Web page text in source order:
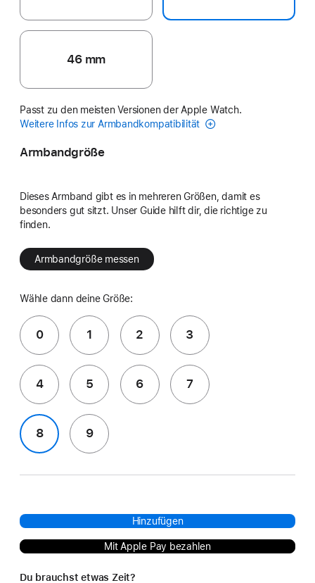
46 mm
Passt zu den meisten Versionen der Apple Watch.
Weitere Infos zur Armbandkompatibilität
Armbandgröße
Dieses Armband gibt es in mehreren Größen, damit es
besonders gut sitzt. Unser Guide hilft dir, die richtige zu
finden.
Armbandgröße messen
Wähle dann deine Größe:
0 1 2 3
4 5 6 7
8 9
Hinzufügen
Mit Apple Pay bezahlen
Du brauchst etwas Zeit?